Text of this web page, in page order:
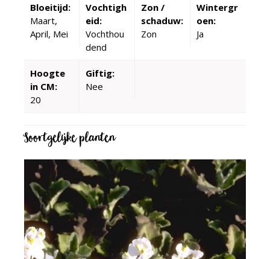
Bloeitijd:
Maart,
April, Mei
Vochtigh
eid:
Vochthou
dend
Zon /
schaduw:
Zon
Wintergr
oen:
Ja
Hoogte
in CM:
20
Giftig:
Nee
Soortgelijke planten